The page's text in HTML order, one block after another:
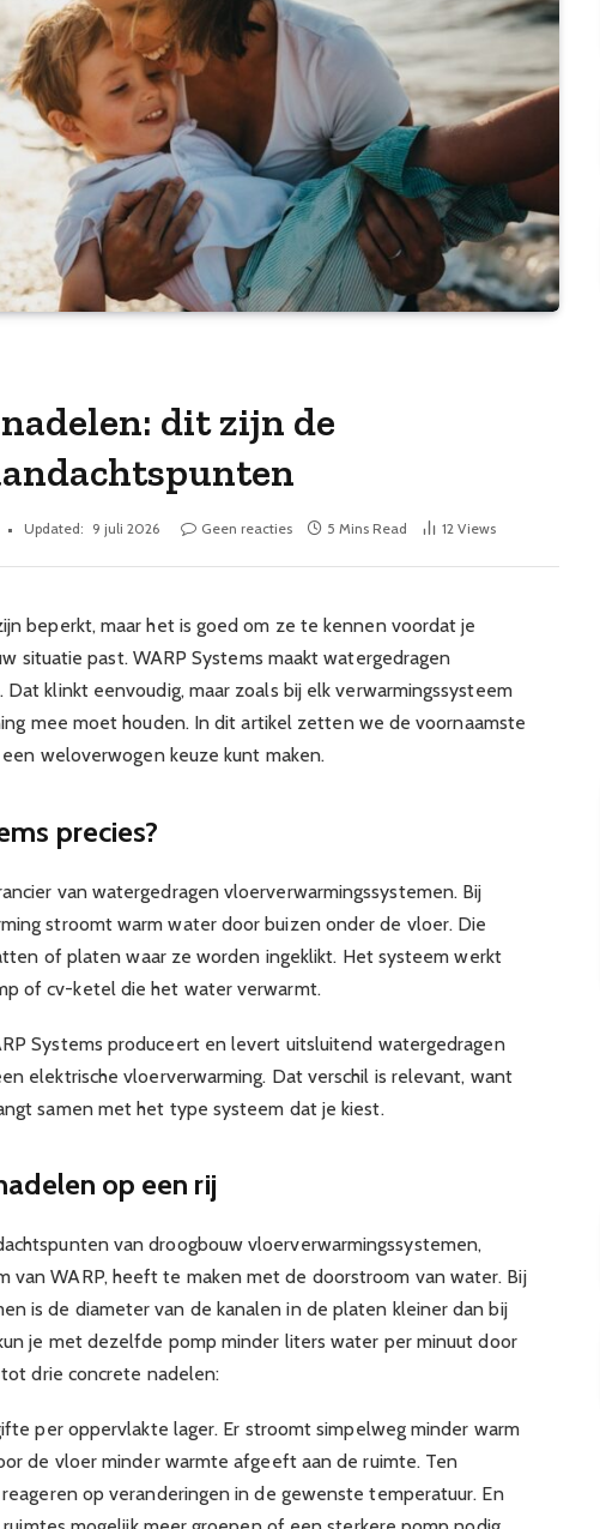
dit zijn de
Updated: 9 juli 2026 Geen reacties 5 Mins Read 12 Views
beperkt, maar het is goed om ze te kennen voordat je
situatie past. WARP Systems maakt watergedragen
klinkt eenvoudig, maar zoals bij elk verwarmingssysteem
mee moet houden. In dit artikel zetten we de voornaamste
weloverwogen keuze kunt maken.
precies?
van watergedragen vloerverwarmingssystemen. Bij
stroomt warm water door buizen onder de vloer. Die
of platen waar ze worden ingeklikt. Het systeem werkt
of cv-ketel die het water verwarmt.
Systems produceert en levert uitsluitend watergedragen
elektrische vloerverwarming. Dat verschil is relevant, want
samen met het type systeem dat je kiest.
op een rij
van droogbouw vloerverwarmingssystemen,
van WARP, heeft te maken met de doorstroom van water. Bij
is de diameter van de kanalen in de platen kleiner dan bij
je met dezelfde pomp minder liters water per minuut door
drie concrete nadelen:
per oppervlakte lager. Er stroomt simpelweg minder warm
de vloer minder warmte afgeeft aan de ruimte. Ten
op veranderingen in de gewenste temperatuur. En